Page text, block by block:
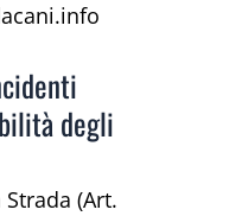
degli
(Art.